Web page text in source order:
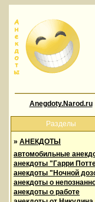
Anegdoty.Narod.ru
Разделы
» АНЕКДОТЫ
автомобильные
анекдоты "Гарри
анекдоты "Ночной
анекдоты о
анекдоты о работе